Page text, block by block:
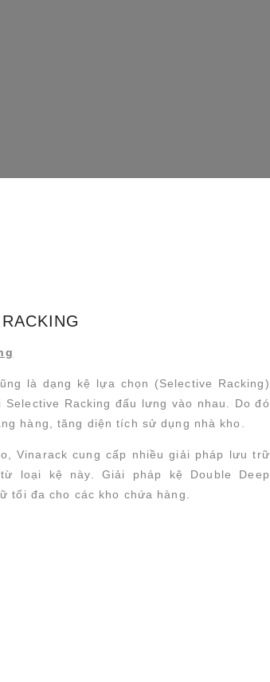
là dạng kệ lựa chọn (Selective Racking)
Racking đấu lưng vào nhau. Do đó
hàng, tăng diện tích sử dụng nhà kho.
Vinarack cung cấp nhiều giải pháp lưu trữ
loại kệ này. Giải pháp kệ Double Deep
tối đa cho các kho chứa hàng.